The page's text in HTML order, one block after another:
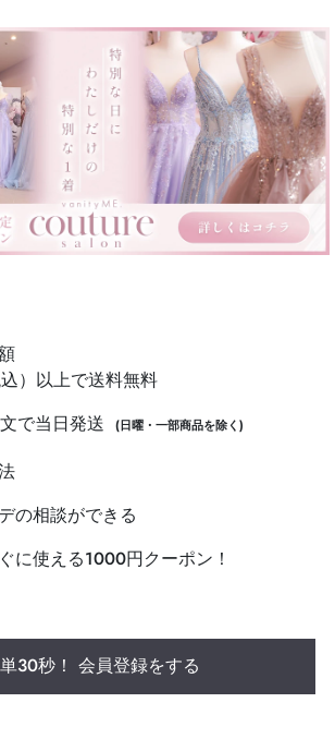
）以上で送料無料
で当日発送
(日曜・一部商品を除く)
の相談ができる
に使える1000円クーポン！
30秒！ 会員登録をする